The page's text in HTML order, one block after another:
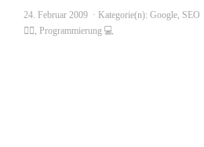
24. Februar 2009 Kategorie(n): Google, SEO
🕵️‍♂️, Programmierung 💻